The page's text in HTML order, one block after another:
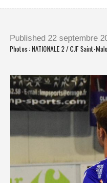
Published 22 septembre
Photos : NATIONALE 2 / CJF Saint-